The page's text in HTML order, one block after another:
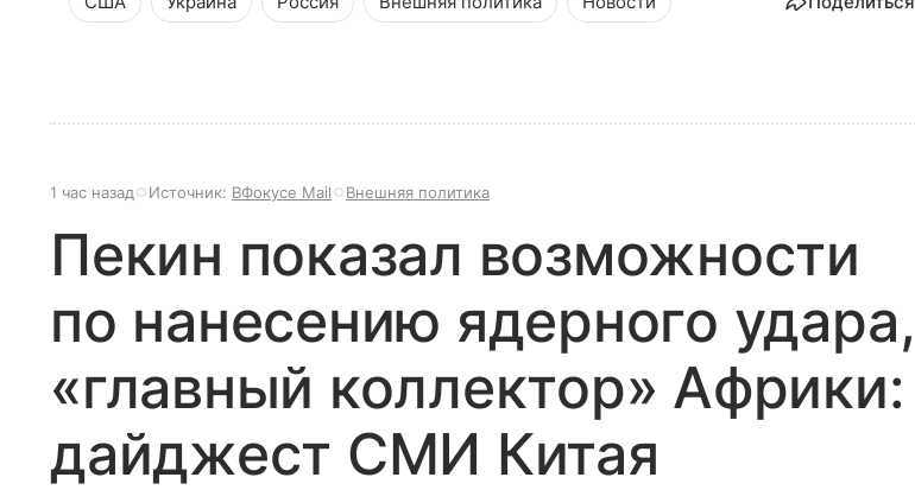
1 час назад Источник: ВФокусе Mail Внешняя политика
Пекин показал возможности
по нанесению ядерного удара,
«главный коллектор» Африки:
дайджест СМИ Китая